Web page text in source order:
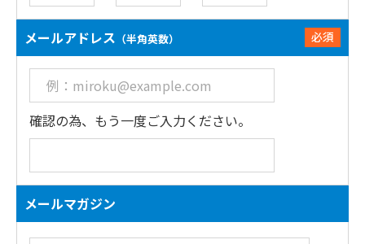
必須
メールアドレス （半角英数）
確認の為、もう一度ご入力ください。
メールマガジン